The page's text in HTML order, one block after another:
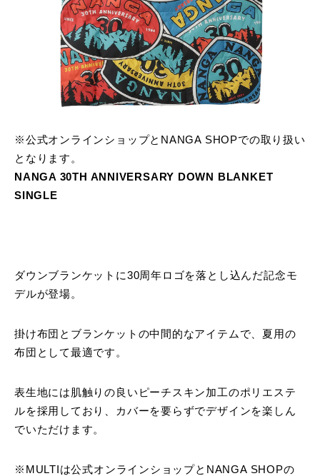
※公式オンラインショップとNANGA SHOPでの取り扱い
となります。
NANGA 30TH ANNIVERSARY DOWN BLANKET
SINGLE
ダウンブランケットに30周年ロゴを落とし込んだ記念モ
デルが登場。
掛け布団とブランケットの中間的なアイテムで、夏用の
布団として最適です。
表生地には肌触りの良いピーチスキン加工のポリエステ
ルを採用しており、カバーを要らずでデザインを楽しん
でいただけます。
※MULTIは公式オンラインショップとNANGA SHOPの